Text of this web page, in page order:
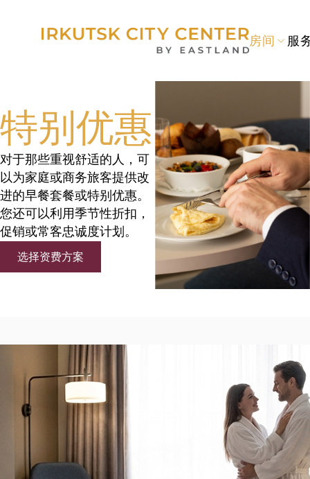
房间 服
特别优惠
对于那些重视舒适的人，可
以为家庭或商务旅客提供改
进的早餐套餐或特别优惠。
您还可以利用季节性折扣，
促销或常客忠诚度计划。
选择资费方案